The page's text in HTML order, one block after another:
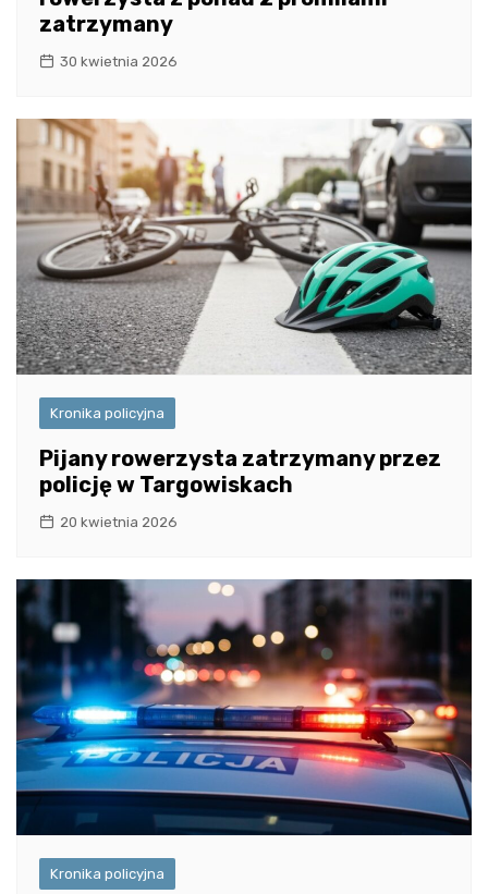
zatrzymany
30 kwietnia 2026
Kronika policyjna
Pijany rowerzysta zatrzymany przez
policję w Targowiskach
20 kwietnia 2026
Kronika policyjna